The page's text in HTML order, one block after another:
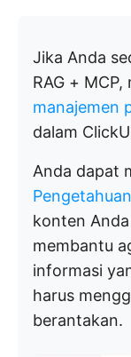
Jika Anda
RAG +
manajemen
dalam
Anda dapat
konten
membantu
informasi
harus
berantakan.